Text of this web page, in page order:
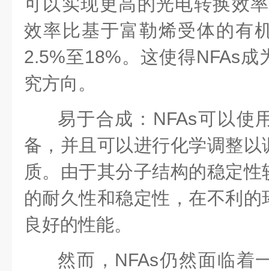
效率比基于富勒烯受体的有
2.5%至18%。这使得NFAs成
究方向。
易于合成 ： NFAs可以使
备，并且可以进行化学调整
质。由于其分子结构的稳定
的耐久性和稳定性，在不利
良好的性能。
然而， NFAs仍然面临着